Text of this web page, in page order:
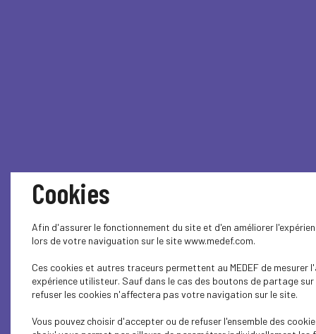
Cookies
Afin d'assurer le fonctionnement du site et d'en améliorer
lors de votre naviguation sur le site www.medef.com.
Ces cookies et autres traceurs permettent au MEDEF de
expérience utilisteur. Sauf dans le cas des boutons de partage
refuser les cookies n'affectera pas votre navigation sur le site.
Vous pouvez choisir d'accepter ou de refuser l'ensemble des